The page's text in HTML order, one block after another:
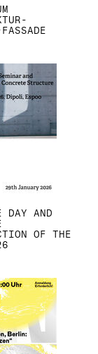
DAY AND
OF THE